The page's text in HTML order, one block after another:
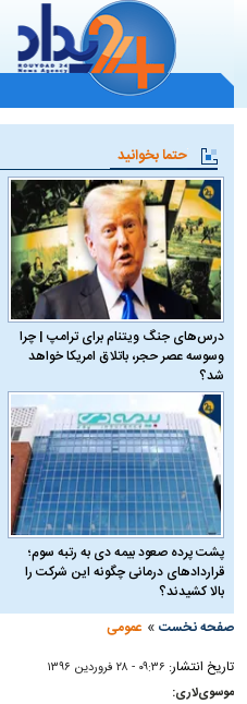
حتما بخوانید
درس‌های جنگ ویتنام برای ترامپ | چرا
وسوسه عصر حجر، باتلاق امریکا خواهد
شد؟
پشت پرده صعود بیمه دی به رتبه سوم؛
قراردادهای درمانی چگونه این شرکت را
بالا کشیدند؟
صفحه نخست » عمومی
تاریخ انتشار: ۰۹:۳۶ - ۲۸ فروردين ۱۳۹۶
موسوی‌لاری: